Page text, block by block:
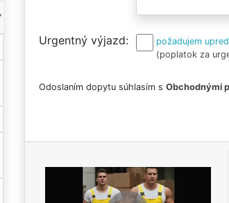
Urgentný výjazd
požadujem
(poplatok za
Odoslaním dopytu súhlasím s Obchodnými